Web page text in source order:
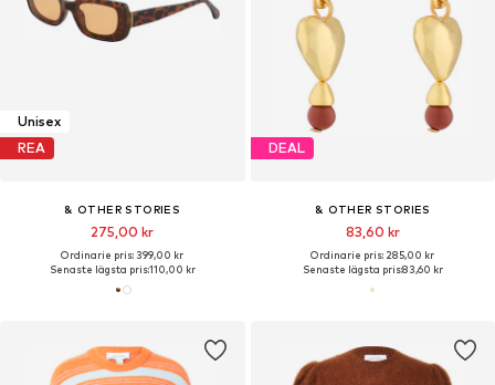
Unisex
REA
& OTHER STORIES
275,00 kr
Ordinarie pris: 399,00 kr
Senaste lägsta pris:110,00 kr
DEAL
& OTHER STORIES
83,60 kr
Ordinarie pris: 285,00 kr
Senaste lägsta pris:83,60 kr